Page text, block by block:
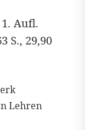
Aufl.
S., 29,90
Lehren